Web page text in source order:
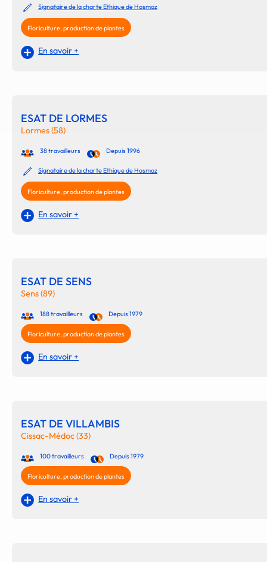
Signataire de la charte Ethique de Hosmoz
Floriculture, production de plantes
En savoir +
ESAT DE LORMES
Lormes (58)
38 travailleurs Depuis 1996
Signataire de la charte Ethique de Hosmoz
Floriculture, production de plantes
En savoir +
ESAT DE SENS
Sens (89)
188 travailleurs Depuis 1979
Floriculture, production de plantes
En savoir +
ESAT DE VILLAMBIS
Cissac-Médoc (33)
100 travailleurs Depuis 1979
Floriculture, production de plantes
En savoir +